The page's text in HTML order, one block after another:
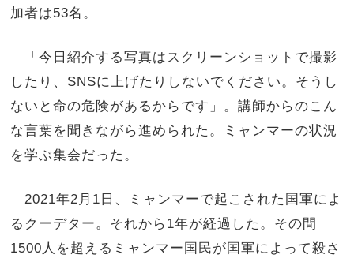
加者は53名。
「今日紹介する写真はスクリーンショットで撮影
したり、SNSに上げたりしないでください。そうし
ないと命の危険があるからです」。講師からのこん
な言葉を聞きながら進められた。ミャンマーの状況
を学ぶ集会だった。
2021年2月1日、ミャンマーで起こされた国軍によ
るクーデター。それから1年が経過した。その間
1500人を超えるミャンマー国民が国軍によって殺さ